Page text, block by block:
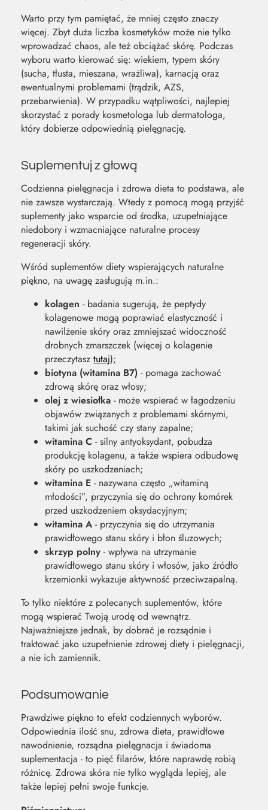
Warto przy tym pamiętać, że mniej często znaczy
więcej. Zbyt duża liczba kosmetyków może nie tylko
wprowadzać chaos, ale też obciążać skórę. Podczas
wyboru warto kierować się: wiekiem, typem skóry
(sucha, tłusta, mieszana, wrażliwa), karnacją oraz
ewentualnymi problemami (trądzik, AZS,
przebarwienia). W przypadku wątpliwości, najlepiej
skorzystać z porady kosmetologa lub dermatologa,
który dobierze odpowiednią pielęgnację.
Suplementuj z głową
Codzienna pielęgnacja i zdrowa dieta to podstawa, ale
nie zawsze wystarczają. Wtedy z pomocą mogą przyjść
suplementy jako wsparcie od środka, uzupełniające
niedobory i wzmacniające naturalne procesy
regeneracji skóry.
Wśród suplementów diety wspierających naturalne
piękno, na uwagę zasługują m.in.:
kolagen - badania sugerują, że peptydy
kolagenowe mogą poprawiać elastyczność i
nawilżenie skóry oraz zmniejszać widoczność
drobnych zmarszczek (więcej o kolagenie
przeczytasz tutaj);
biotyna (witamina B7) - pomaga zachować
zdrową skórę oraz włosy;
olej z wiesiołka - może wspierać w łagodzeniu
objawów związanych z problemami skórnymi,
takimi jak suchość czy stany zapalne;
witamina C - silny antyoksydant, pobudza
produkcję kolagenu, a także wspiera odbudowę
skóry po uszkodzeniach;
witamina E - nazywana często „witaminą
młodości”, przyczynia się do ochrony komórek
przed uszkodzeniem oksydacyjnym;
witamina A- przyczynia się do utrzymania
prawidłowego stanu skóry i błon śluzowych;
skrzyp polny - wpływa na utrzymanie
prawidłowego stanu skóry i włosów, jako źródło
krzemionki wykazuje aktywność przeciwzapalną.
To tylko niektóre z polecanych suplementów, które
mogą wspierać Twoją urodę od wewnątrz.
Najważniejsze jednak, by dobrać je rozsądnie i
traktować jako uzupełnienie zdrowej diety i pielęgnacji,
a nie ich zamiennik.
Podsumowanie
Prawdziwe piękno to efekt codziennych wyborów.
Odpowiednia ilość snu, zdrowa dieta, prawidłowe
nawodnienie, rozsądna pielęgnacja i świadoma
suplementacja - to pięć filarów, które naprawdę robią
różnicę. Zdrowa skóra nie tylko wygląda lepiej, ale
także lepiej pełni swoje funkcje.